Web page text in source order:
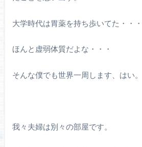
大学時代は胃薬を持ち歩いてた・・・
ほんと虚弱体質だよな・・・
そんな僕でも世界一周します、はい。
我々夫婦は別々の部屋です。